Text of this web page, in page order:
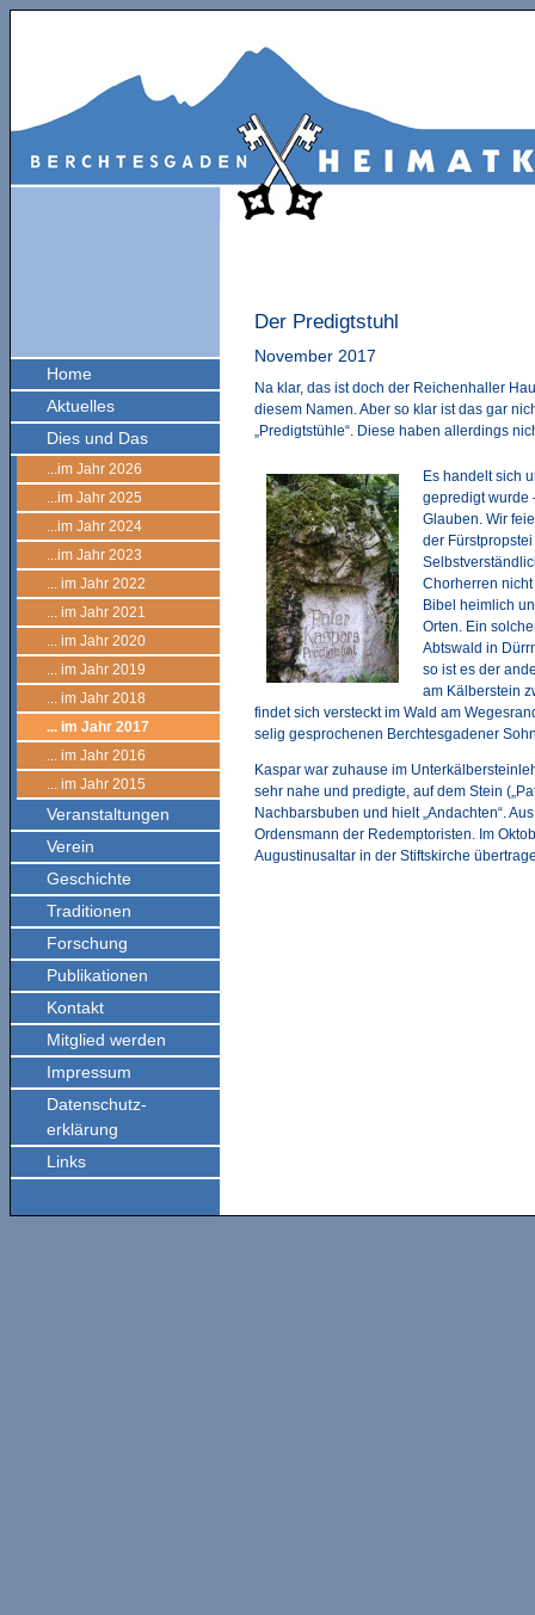
Home
Aktuelles
Dies und Das
...im Jahr 2026
...im Jahr 2025
...im Jahr 2024
...im Jahr 2023
... im Jahr 2022
... im Jahr 2021
... im Jahr 2020
... im Jahr 2019
... im Jahr 2018
... im Jahr 2017
... im Jahr 2016
... im Jahr 2015
Veranstaltungen
Verein
Geschichte
Traditionen
Forschung
Publikationen
Kontakt
Mitglied werden
Impressum
Datenschutz-
erklärung
Links
Der Predigtstuhl
November 2017
Na klar, das ist doch der Reichenhaller
diesem Namen. Aber so klar ist das gar
„Predigtstühle“. Diese haben allerdings
Es handelt sich
gepredigt wurde
Glauben. Wir
der
Chorherren
Bibel heimlich
Orten. Ein
Abtswald in
so ist es der
am Kälberstein
findet sich versteckt im Wald am
selig gesprochenen Berchtesgadener
Kaspar war zuhause im
sehr nahe und predigte, auf dem Stein
Nachbarsbuben und hielt „Andachten“.
Ordensmann der Redemptoristen. Im
Augustinusaltar in der Stiftskirche